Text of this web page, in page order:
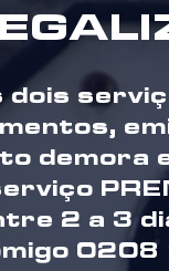
dois
demora
2 a 3